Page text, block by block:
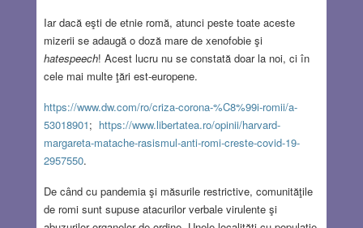
Iar dacă eşti de etnie romă, atunci peste toate aceste
mizerii se adaugă o doză mare de xenofobie şi
hatespeech! Acest lucru nu se constată doar la noi, ci în
cele mai multe ţări est-europene.
https://www.dw.com/ro/criza-corona-%C8%99i-romii/a-
53018901; https://www.libertatea.ro/opinii/harvard-
margareta-matache-rasismul-anti-romi-creste-covid-19-
2957550.
De când cu pandemia şi măsurile restrictive, comunităţile
de romi sunt supuse atacurilor verbale virulente şi